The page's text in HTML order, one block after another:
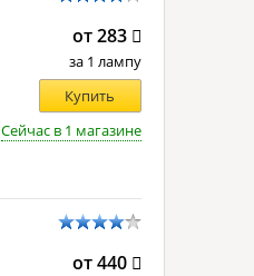
от 283
за 1 лампу
Купить
Сейчас в 1 магазине
от 440